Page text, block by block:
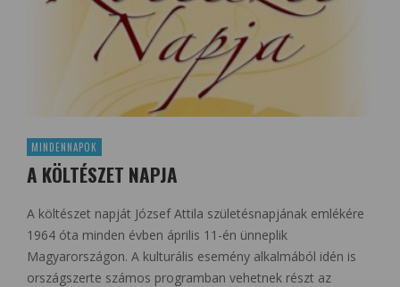
MINDENNAPOK
A KÖLTÉSZET NAPJA
A költészet napját József Attila születésnapjának emlékére
1964 óta minden évben április 11-én ünneplik
Magyarországon. A kulturális esemény alkalmából idén is
országszerte számos programban vehetnek részt az